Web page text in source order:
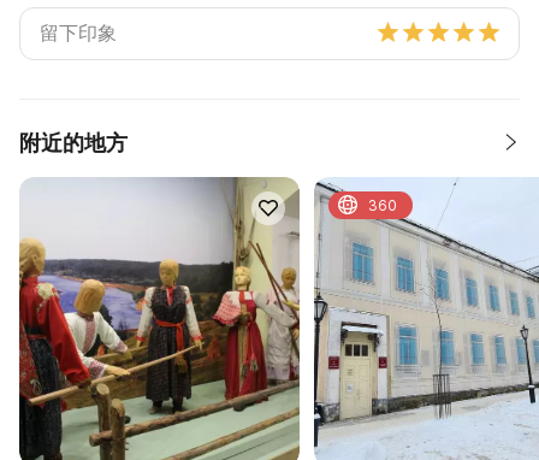
附近的地方
360